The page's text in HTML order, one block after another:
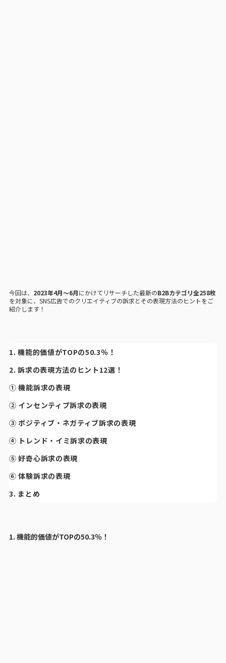
今回は、 2023年4月〜6月にかけてリサーチした最新のB2Bカテゴリ全258枚
を対象に、SNS広告でのクリエイティブの訴求とその表現方法のヒントをご
紹介します！
1. 機能的価値がTOPの50.3％！
2. 訴求の表現方法のヒント12選！
① 機能訴求の表現
② インセンティブ訴求の表現
③ ポジティブ・ネガティブ訴求の表現
④ トレンド・イミ訴求の表現
⑤ 好奇心訴求の表現
⑥ 体験訴求の表現
3. まとめ
1. 機能的価値がTOPの50.3％！